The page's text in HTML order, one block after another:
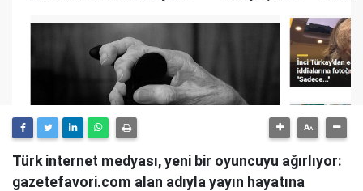
Türk internet medyası, yeni bir oyuncuyu ağırlıyor:
gazetefavori.com alan adıyla yayın hayatına